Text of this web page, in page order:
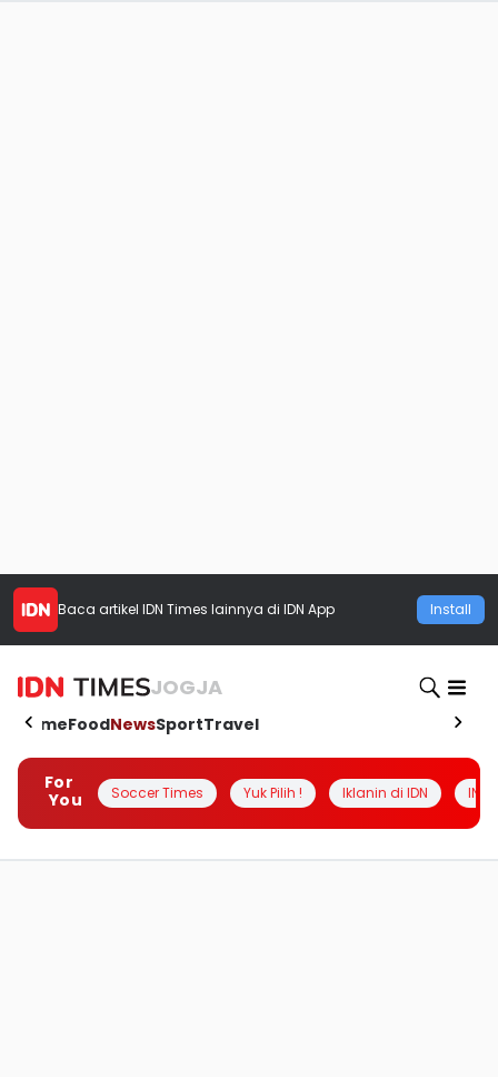
Baca artikel IDN Times lainnya di IDN App Install
JOGJA
HomeFoodNewsSportTravel
For
You
Soccer Times Yuk Pilih ! Iklanin di IDN